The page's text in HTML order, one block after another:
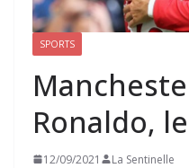
SPORTS
Ronaldo,
12/09/2021 La Sentinelle